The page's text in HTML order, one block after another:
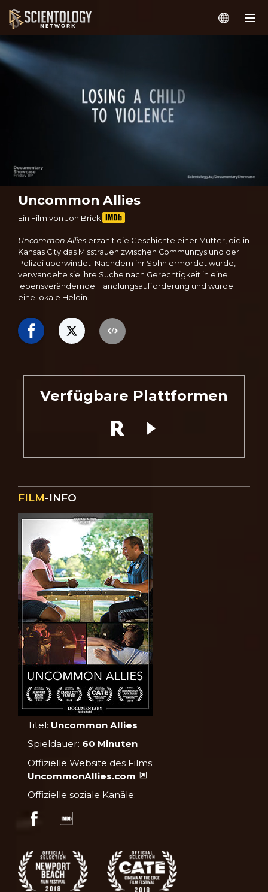
Uncommon Allies
Ein Film von Jon Brick
Uncommon Allies erzählt die Geschichte einer Mutter, die in
Kansas City das Misstrauen zwischen Communitys und der
Polizei überwindet. Nachdem ihr Sohn ermordet wurde,
verwandelte sie ihre Suche nach Gerechtigkeit in eine
lebensverändernde Handlungsaufforderung und wurde
eine lokale Heldin.
Verfügbare Plattformen
FILM-INFO
Titel: Uncommon Allies
Spieldauer: 60 Minuten
Offizielle Website des Films:
UncommonAllies.com
Offizielle soziale Kanäle: